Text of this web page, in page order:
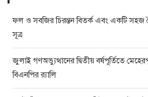
ফল ও সবজির চিরন্তন বিতর্ক এবং একটি সহজ
সূত্র
জুলাই গণঅভ্যুত্থানের দ্বিতীয় বর্ষপূর্তিতে
বিএনপির র‍্যালি